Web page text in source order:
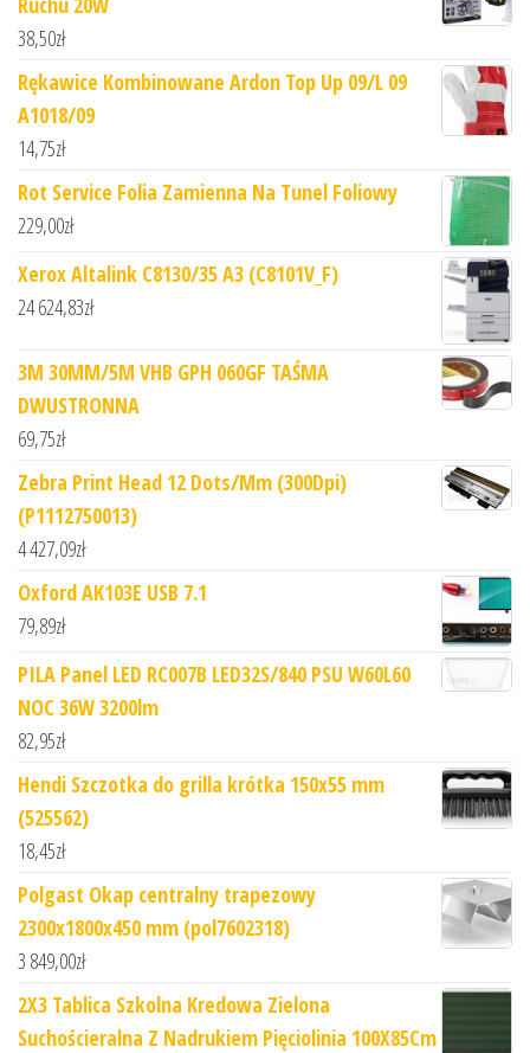
38,50zł
Rękawice Kombinowane Ardon Top Up 09/L 09
A1018/09
14,75zł
Rot Service Folia Zamienna Na Tunel Foliowy
229,00zł
Xerox Altalink C8130/35 A3 (C8101V_F)
24 624,83zł
3M 30MM/5M VHB GPH 060GF TAŚMA
DWUSTRONNA
69,75zł
Zebra Print Head 12 Dots/Mm (300Dpi)
(P1112750013)
4 427,09zł
Oxford AK103E USB 7.1
79,89zł
PILA Panel LED RC007B LED32S/840 PSU W60L60
NOC 36W 3200lm
82,95zł
Hendi Szczotka do grilla krótka 150x55 mm
(525562)
18,45zł
Polgast Okap centralny trapezowy
2300x1800x450 mm (pol7602318)
3 849,00zł
2X3 Tablica Szkolna Kredowa Zielona
Suchościeralna Z Nadrukiem Pięciolinia 100X85Cm